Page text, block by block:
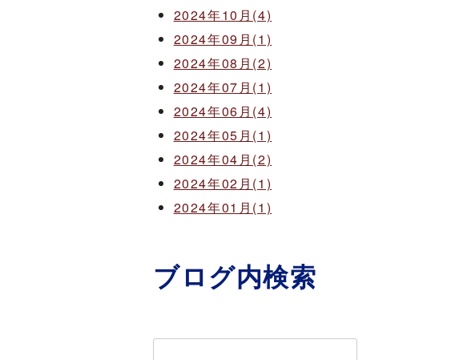
2024年10月(4)
2024年09月(1)
2024年08月(2)
2024年07月(1)
2024年06月(4)
2024年05月(1)
2024年04月(2)
2024年02月(1)
2024年01月(1)
ブログ内検索